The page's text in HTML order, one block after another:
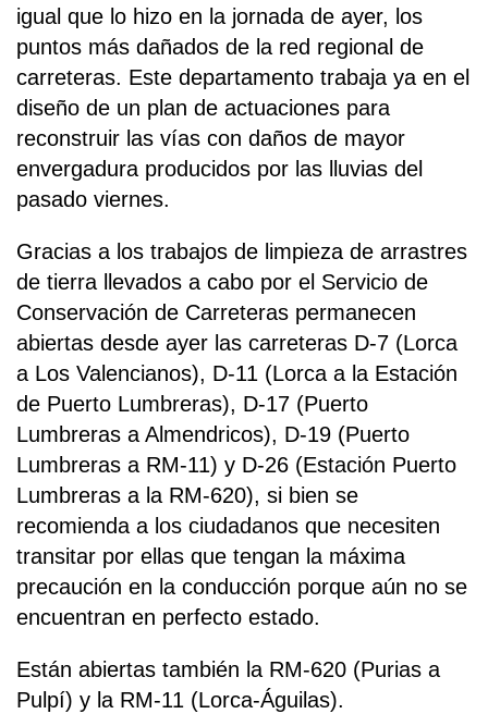
igual que lo hizo en la jornada de ayer, los
puntos más dañados de la red regional de
carreteras. Este departamento trabaja ya en el
diseño de un plan de actuaciones para
reconstruir las vías con daños de mayor
envergadura producidos por las lluvias del
pasado viernes.
Gracias a los trabajos de limpieza de arrastres
de tierra llevados a cabo por el Servicio de
Conservación de Carreteras permanecen
abiertas desde ayer las carreteras D-7 (Lorca
a Los Valencianos), D-11 (Lorca a la Estación
de Puerto Lumbreras), D-17 (Puerto
Lumbreras a Almendricos), D-19 (Puerto
Lumbreras a RM-11) y D-26 (Estación Puerto
Lumbreras a la RM-620), si bien se
recomienda a los ciudadanos que necesiten
transitar por ellas que tengan la máxima
precaución en la conducción porque aún no se
encuentran en perfecto estado.
Están abiertas también la RM-620 (Purias a
Pulpí) y la RM-11 (Lorca-Águilas).